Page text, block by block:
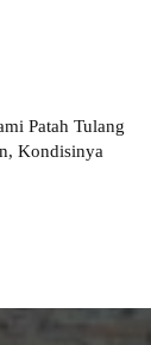
Patah Tulang
Kondisinya